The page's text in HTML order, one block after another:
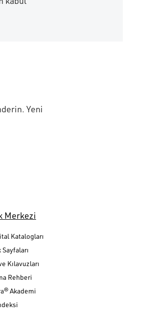
Yeni
Merkezi
Katalogları
Kılavuzları
Rehberi
Akademi